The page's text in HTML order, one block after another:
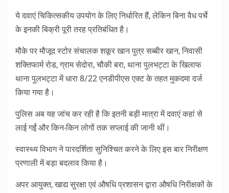
ये दवाएं चिकित्सकीय उपयोग के लिए निर्धारित हैं, लेकिन बिना वैध पर्चे
के इनकी बिक्री पूरी तरह प्रतिबंधित है।
मौके पर मौजूद स्टोर संचालक शकूर खान पुत्र सब्बीर खान, निवासी
शक्तिफार्म रोड, ग्राम सेदोरा, चौकी बरा, थाना पुलभट्टा के खिलाफ
थाना पुलभट्टा में धारा 8/22 एनडीपीएस एक्ट के तहत मुकदमा दर्ज
किया गया है।
पुलिस अब यह जांच कर रही है कि इतनी बड़ी मात्रा में दवाएं कहां से
लाई गईं और किन-किन लोगों तक सप्लाई की जानी थीं।
स्वास्थ्य विभाग ने पारदर्शिता सुनिश्चित करने के लिए इस बार निरीक्षण
प्रणाली में बड़ा बदलाव किया है।
अपर आयुक्त, खाद्य सुरक्षा एवं औषधि प्रशासन द्वारा औषधि निरीक्षकों के